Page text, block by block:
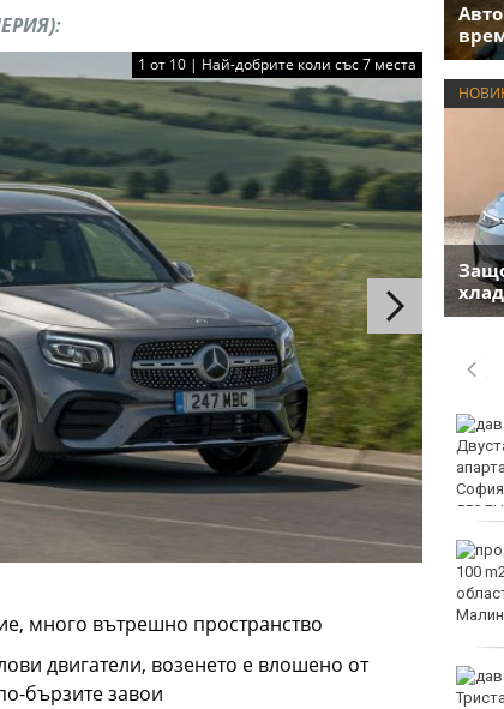
1 от 10 | Най-добрите коли със 7 места
много вътрешно пространство
двигатели, возенето е влошено от
бързите завои
Двоен ръст на чревните
инфекции за седмица
във Варненско
Вечерен крос ще се
Тази събота: откриват